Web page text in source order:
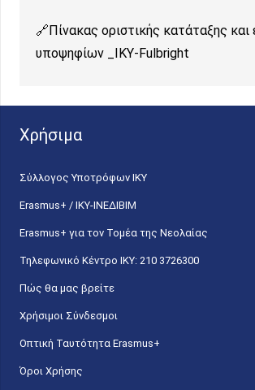
Πίνακας οριστικής κατάταξης και
υποψηφίων _ΙΚΥ-Fulbright
Χρήσιμα
Σύλλογος Υποτρόφων ΙΚΥ
Erasmus+ / ΙΚΥ-ΙΝΕΔΙΒΙΜ
Erasmus+ για τον Τομέα της Νεολαίας
Τηλεφωνικό Κέντρο IKY: 210 3726300
Πώς θα μας βρείτε
Χρήσιμοι Σύνδεσμοι
Οπτική Ταυτότητα Erasmus+
Όροι Χρήσης